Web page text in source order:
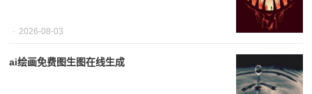
2026-08-03
ai绘画免费图生图在线生成